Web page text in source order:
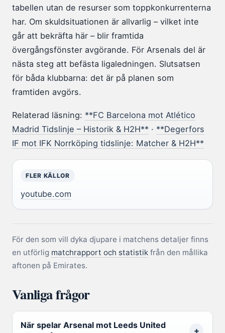
tabellen utan de resurser som toppkonkurrenterna
har. Om skuldsituationen är allvarlig – vilket inte
går att bekräfta här – blir framtida
övergångsfönster avgörande. För Arsenals del är
nästa steg att befästa ligaledningen. Slutsatsen
för båda klubbarna: det är på planen som
framtiden avgörs.
Relaterad läsning: **FC Barcelona mot Atlético
Madrid Tidslinje – Historik & H2H** · **Degerfors
IF mot IFK Norrköping tidslinje: Matcher & H2H**
FLER KÄLLOR
youtube.com
För den som vill dyka djupare i matchens detaljer finns
en utförlig matchrapport och statistik från den mållika
aftonen på Emirates.
Vanliga frågor
När spelar Arsenal mot Leeds United